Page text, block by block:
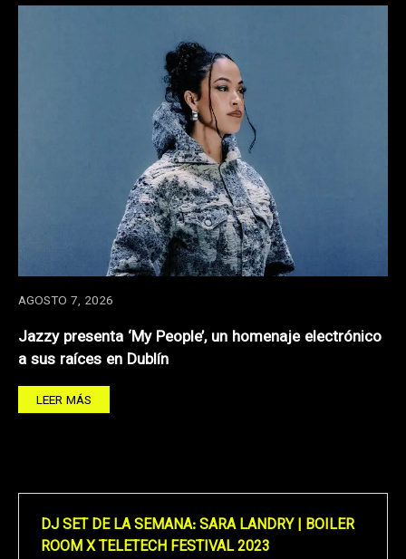
AGOSTO 7, 2026
Jazzy presenta ‘My People’, un homenaje electrónico
a sus raíces en Dublín
LEER MÁS
DJ SET DE LA SEMANA: SARA LANDRY | BOILER
ROOM X TELETECH FESTIVAL 2023